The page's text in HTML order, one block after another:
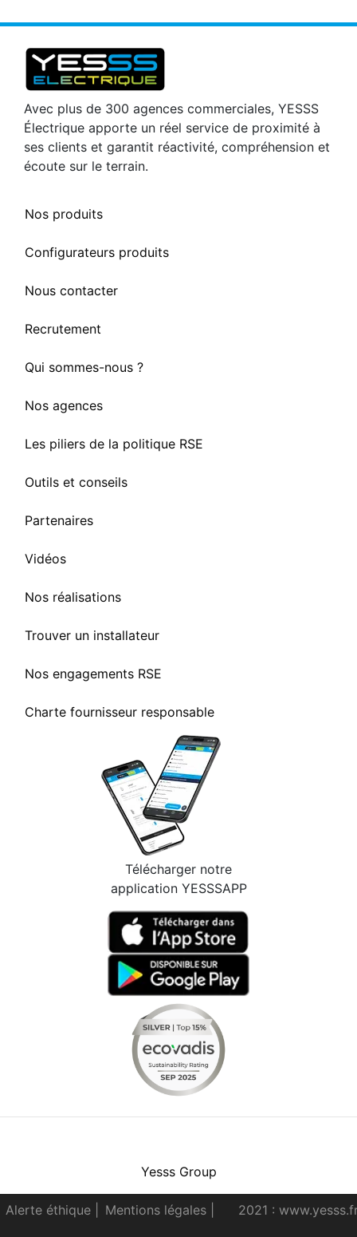
Avec plus de 300 agences commerciales, YESSS
Électrique apporte un réel service de proximité à
ses clients et garantit réactivité, compréhension et
écoute sur le terrain.
Nos produits
Configurateurs produits
Nous contacter
Recrutement
Qui sommes-nous ?
Nos agences
Les piliers de la politique RSE
Outils et conseils
Partenaires
Vidéos
Nos réalisations
Trouver un installateur
Nos engagements RSE
Charte fournisseur responsable
Télécharger notre
application YESSSAPP
Yesss Group
Alerte éthique Mentions légales 2021 :